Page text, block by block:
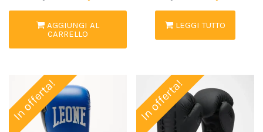
AGGIUNGI AL
CARRELLO
LEGGI TUTTO
In offerta! In offerta!